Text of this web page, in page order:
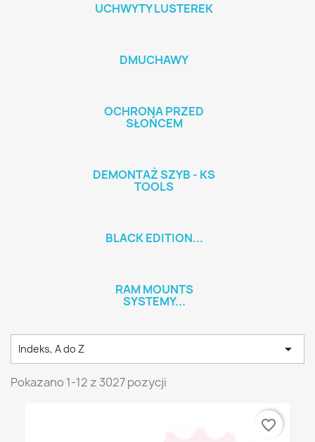
UCHWYTY LUSTEREK
DMUCHAWY
OCHRONA PRZED
SŁOŃCEM
DEMONTAŻ SZYB - KS
TOOLS
BLACK EDITION...
RAM MOUNTS
SYSTEMY...
Indeks, A do Z 
Pokazano 1-12 z 3027 pozycji
favorite_border